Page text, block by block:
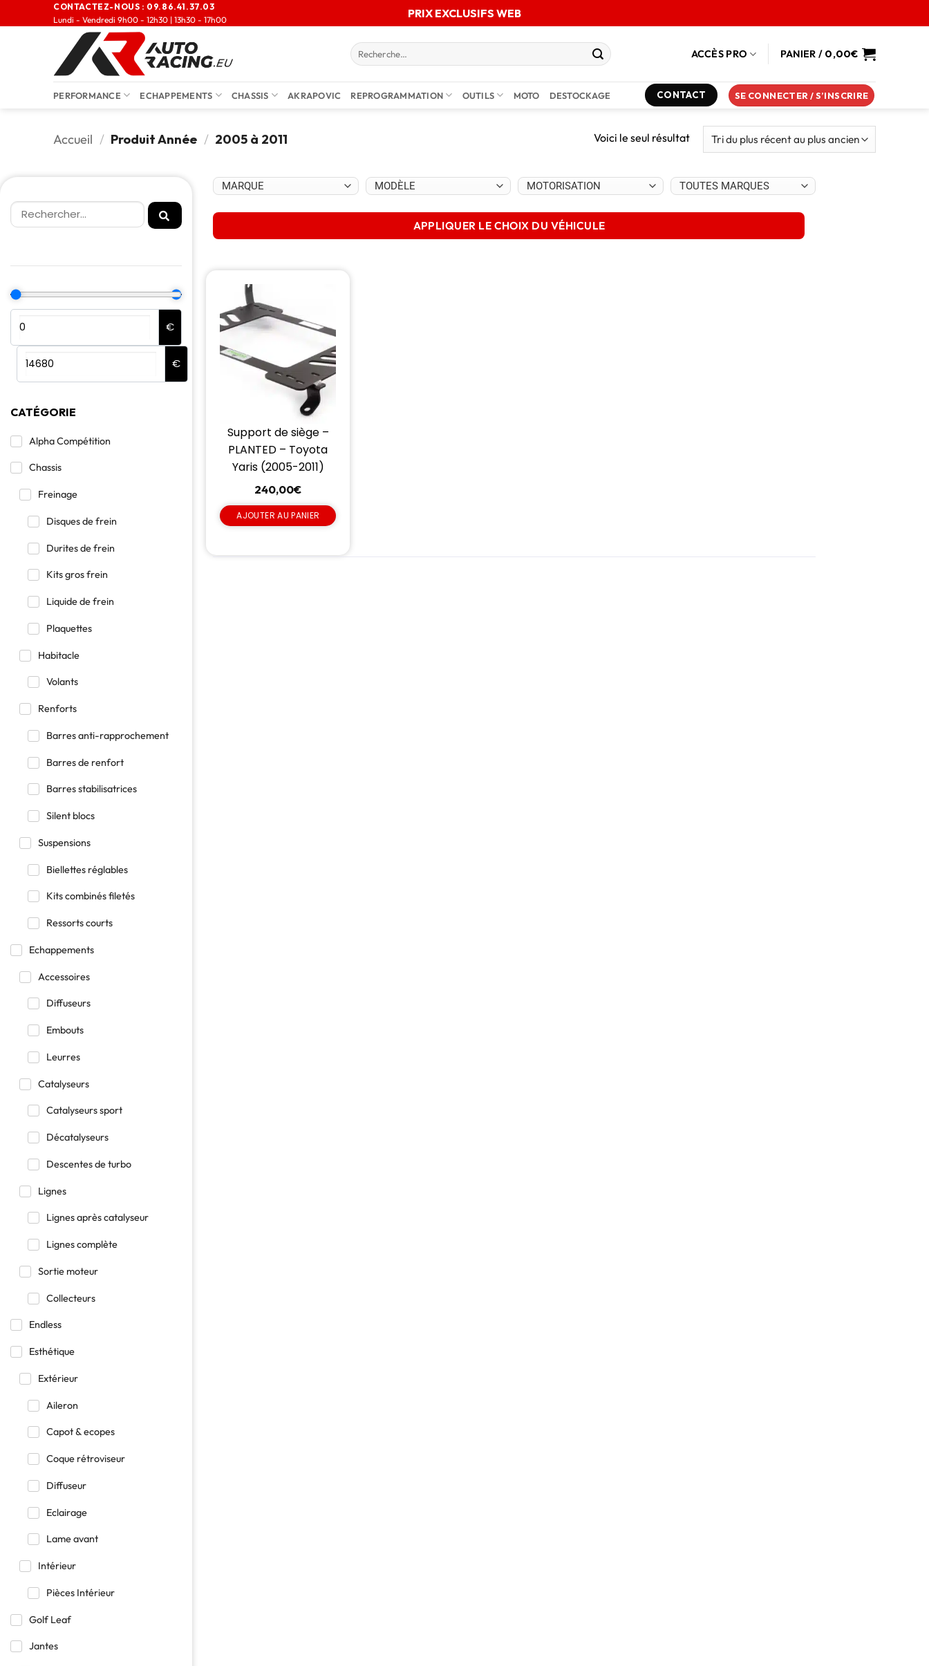
CONTACTEZ-NOUS : 09.86.41.37.03
Lundi - Vendredi 9h00 - 12h30 | 13h30 - 17h00
PRIX EXCLUSIFS WEB
ACCÈS PRO PANIER / 0,00€
PERFORMANCE ECHAPPEMENTS CHASSIS AKRAPOVIC REPROGRAMMATION OUTILS MOTO DESTOCKAGE CONTACT SE CONNECTER / S’INSCRIRE
Accueil / Produit Année / 2005 à 2011 Voici le seul résultat
€
€
CATÉGORIE
Alpha Compétition
Chassis
Freinage
Disques de frein
Durites de frein
Kits gros frein
Liquide de frein
Plaquettes
Habitacle
Volants
Renforts
Barres anti-rapprochement
Barres de renfort
Barres stabilisatrices
Silent blocs
Suspensions
Biellettes réglables
Kits combinés filetés
Ressorts courts
Echappements
Accessoires
Diffuseurs
Embouts
Leurres
Catalyseurs
Catalyseurs sport
Décatalyseurs
Descentes de turbo
Lignes
Lignes après catalyseur
Lignes complète
Sortie moteur
Collecteurs
Endless
Esthétique
Extérieur
Aileron
Capot & ecopes
Coque rétroviseur
Diffuseur
Eclairage
Lame avant
Intérieur
Pièces Intérieur
Golf Leaf
Jantes
APPLIQUER LE CHOIX DU VÉHICULE
Support de siège –
PLANTED – Toyota
Yaris (2005-2011)
240,00€
AJOUTER AU PANIER